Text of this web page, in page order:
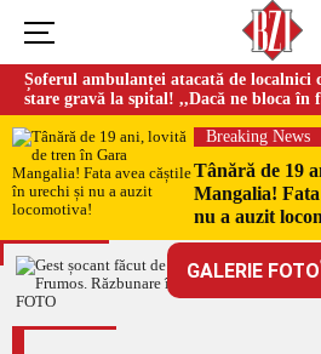
Șoferul ambulanței atacată de localnici
stare gravă la spital! ,,Dacă ne bloca în
omorau…”
Breaking News
Tânără de 19
Mangalia!
nu a auzit
GALERIE FOTO